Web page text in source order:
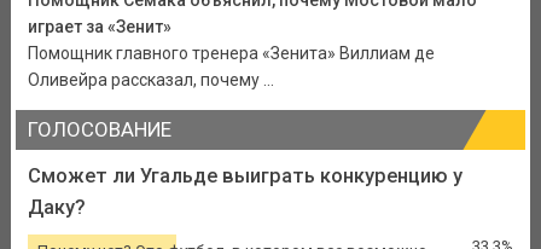
играет за «Зенит»
Помощник главного тренера «Зенита» Виллиам де
Оливейра рассказал, почему ...
ГОЛОСОВАНИЕ
Сможет ли Угальде выиграть конкуренцию у
Даку?